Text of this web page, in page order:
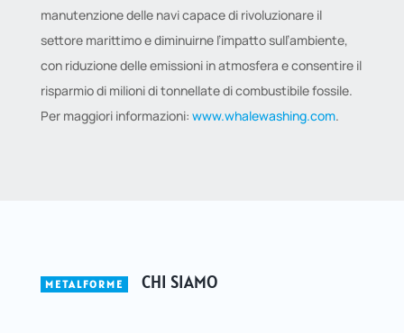
manutenzione delle navi capace di rivoluzionare il
settore marittimo e diminuirne l’impatto sull’ambiente,
con riduzione delle emissioni in atmosfera e consentire il
risparmio di milioni di tonnellate di combustibile fossile.
Per maggiori informazioni: www.whalewashing.com.
METALFORME CHI SIAMO